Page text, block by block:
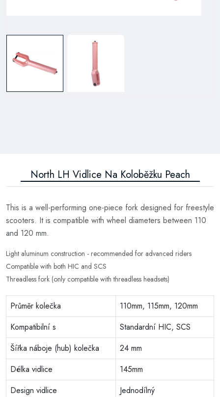
North LH Vidlice Na Koloběžku Peach
This is a well-performing one-piece fork designed for freestyle
scooters. It is compatible with wheel diameters between 110
and 120 mm.
Light aluminum construction - recommended for advanced riders
Compatible with both HIC and SCS
Threadless fork (only compatible with threadless headsets)
Průměr kolečka
110mm, 115mm, 120mm
Kompatibilní s
Standardní HIC, SCS
Šířka náboje (hub) kolečka
24 mm
Délka vidlice
145mm
Design vidlice
Jednodílný